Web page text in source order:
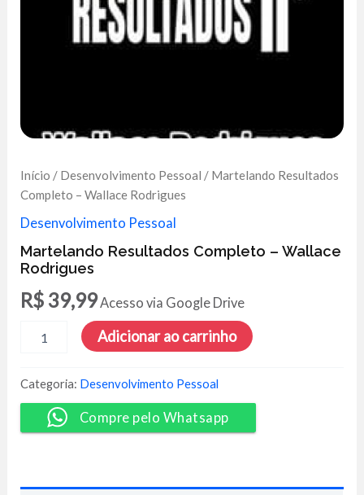
Início / Desenvolvimento Pessoal / Martelando Resultados
Completo – Wallace Rodrigues
Desenvolvimento Pessoal
Martelando Resultados Completo – Wallace
Rodrigues
R$ 39,99Acesso via Google Drive
Resultados
-
Wallace
Rodrigues
quantidade
Adicionar ao carrinho
Categoria: Desenvolvimento Pessoal
Compre pelo Whatsapp